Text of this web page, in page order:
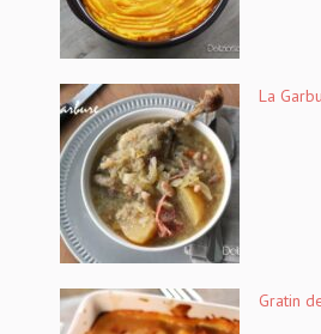
La
Gratin